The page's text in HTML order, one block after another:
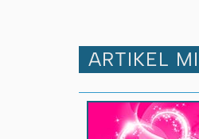
ARTIKEL